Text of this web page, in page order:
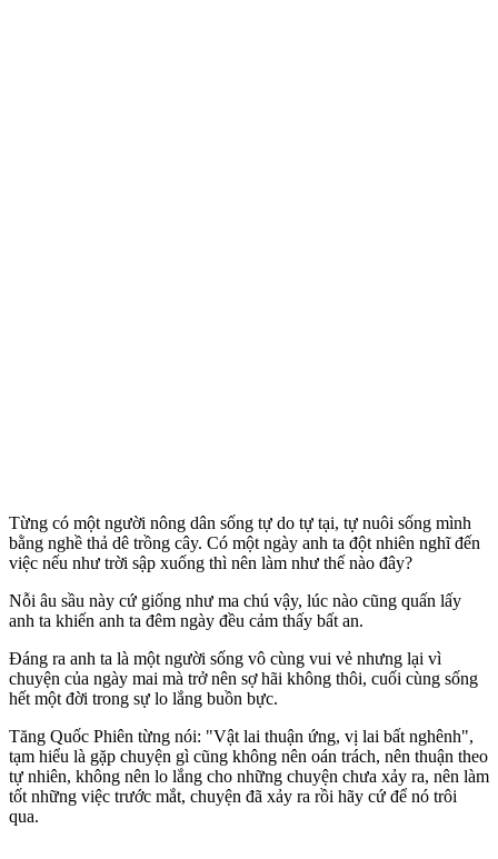
Từng có một người nông dân sống tự do tự tại, tự nuôi sống mình
bằng nghề thả dê trồng cây. Có một ngày anh ta đột nhiên nghĩ đến
việc nếu như trời sập xuống thì nên làm như thế nào đây?
Nỗi âu sầu này cứ giống như ma chú vậy, lúc nào cũng quấn lấy
anh ta khiến anh ta đêm ngày đều cảm thấy bất an.
Đáng ra anh ta là một người sống vô cùng vui vẻ nhưng lại vì
chuyện của ngày mai mà trở nên sợ hãi không thôi, cuối cùng sống
hết một đời trong sự lo lắng buồn bực.
Tăng Quốc Phiên từng nói: "Vật lai thuận ứng, vị lai bất nghênh",
tạm hiểu là gặp chuyện gì cũng không nên oán trách, nên thuận theo
tự nhiên, không nên lo lắng cho những chuyện chưa xảy ra, nên làm
tốt những việc trước mắt, chuyện đã xảy ra rồi hãy cứ để nó trôi
qua.